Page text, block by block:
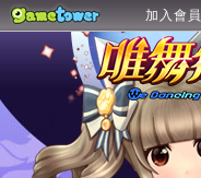
加入會員